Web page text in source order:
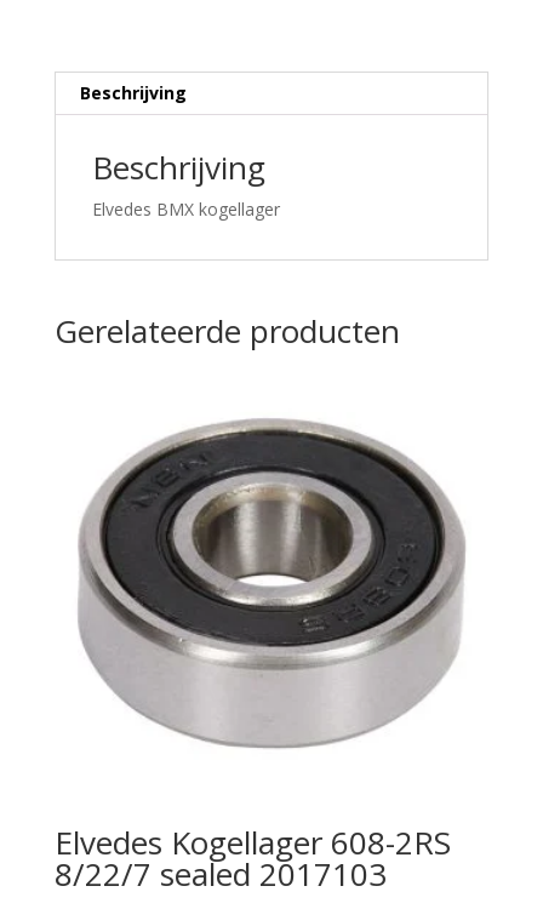
Beschrijving
Beschrijving
Elvedes BMX kogellager
Gerelateerde producten
Elvedes Kogellager 608-2RS
8/22/7 sealed 2017103